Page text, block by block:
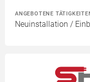
ANGEBOTENE
Neuinstallation /